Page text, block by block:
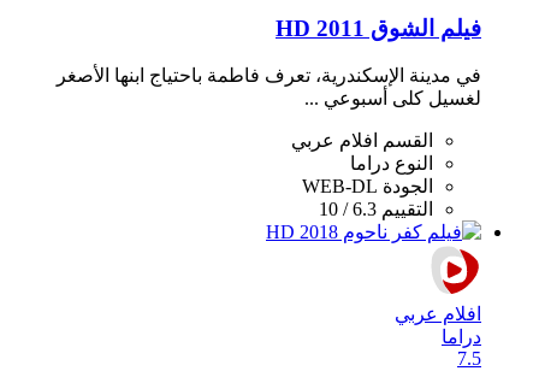
فيلم الشوق 2011 HD
في مدينة الإسكندرية، تعرف فاطمة باحتياج ابنها الأصغر
لغسيل كلى أسبوعي ...
القسم
افلام عربي
النوع دراما
الجودة WEB-DL
التقييم 6.3 / 10
افلام عربي
دراما
7.5